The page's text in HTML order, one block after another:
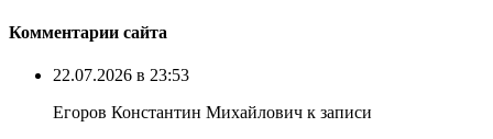
Комментарии сайта
22.07.2026 в 23:53
Егоров Константин Михайлович к записи